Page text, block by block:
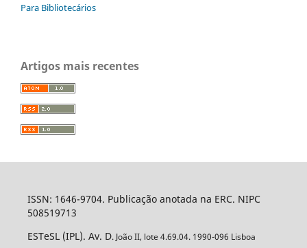
Para Bibliotecários
Artigos mais recentes
ISSN: 1646-9704. Publicação anotada na ERC. NIPC
508519713
ESTeSL (IPL). Av. D. João II, lote 4.69.04. 1990-096 Lisboa